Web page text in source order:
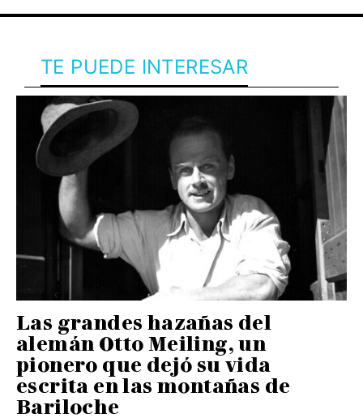
TE PUEDE INTERESAR
Las grandes hazañas del
alemán Otto Meiling, un
pionero que dejó su vida
escrita en las montañas de
Bariloche